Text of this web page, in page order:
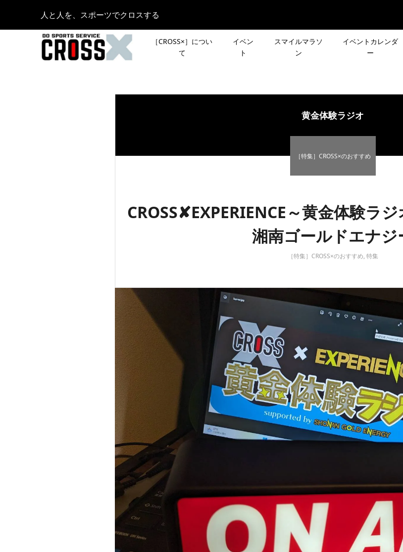
人と人を、スポーツでクロスする
［CROSS×］につい
て
イベン
ト
スマイルマラソ
ン
イベントカレンダ
ー
興芝居を開催
最新作「
［コラム］2022年度 富士登
山イベントのテーマは「余
「JACK
DISCOVERY
Report ＃2
［新シリーズ企画］皆さんの
［夏のシリ
会］で1年の
黄金体験ラジオ
［特集］CROSS×のおすすめ
CROSS✘EXPERIENCE～黄金体験ラ
湘南ゴールドエナジ
［特集］CROSS×のおすすめ, 特集